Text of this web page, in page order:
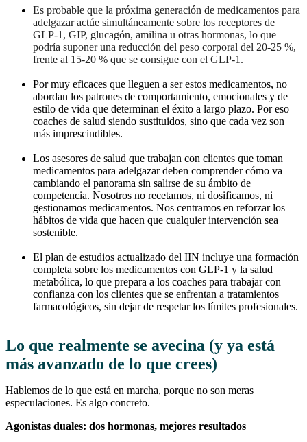
Es probable que la próxima generación de medicamentos para
adelgazar actúe simultáneamente sobre los receptores de
GLP-1, GIP, glucagón, amilina u otras hormonas, lo que
podría suponer una reducción del peso corporal del 20-25 %,
frente al 15-20 % que se consigue con el GLP-1.
Por muy eficaces que lleguen a ser estos medicamentos, no
abordan los patrones de comportamiento, emocionales y de
estilo de vida que determinan el éxito a largo plazo. Por eso
coaches de salud siendo sustituidos, sino que cada vez son
más imprescindibles.
Los asesores de salud que trabajan con clientes que toman
medicamentos para adelgazar deben comprender cómo va
cambiando el panorama sin salirse de su ámbito de
competencia. Nosotros no recetamos, ni dosificamos, ni
gestionamos medicamentos. Nos centramos en reforzar los
hábitos de vida que hacen que cualquier intervención sea
sostenible.
El plan de estudios actualizado del IIN incluye una formación
completa sobre los medicamentos con GLP-1 y la salud
metabólica, lo que prepara a los coaches para trabajar con
confianza con los clientes que se enfrentan a tratamientos
farmacológicos, sin dejar de respetar los límites profesionales.
Lo que realmente se avecina (y ya está
más avanzado de lo que crees)
Hablemos de lo que está en marcha, porque no son meras
especulaciones. Es algo concreto.
Agonistas duales: dos hormonas, mejores resultados